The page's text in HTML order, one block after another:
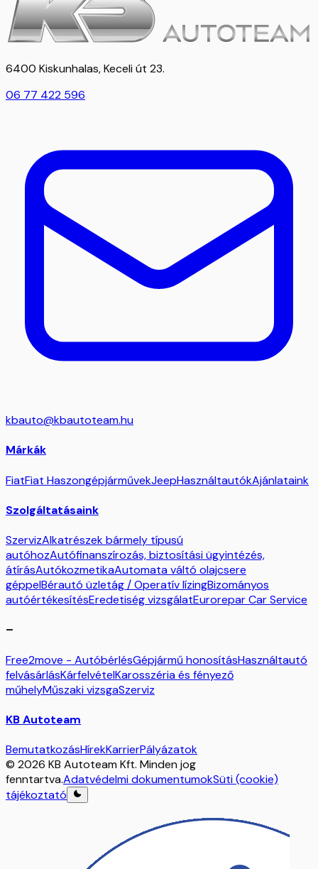
6400 Kiskunhalas, Keceli út 23.
06 77 422 596
kbauto@kbautoteam.hu
Márkák
FiatFiat HaszongépjárművekJeepHasználtautókAjánlataink
Szolgáltatásaink
SzervizAlkatrészek bármely típusú
autóhozAutófinanszírozás, biztosítási ügyintézés,
átírásAutókozmetikaAutomata váltó olajcsere
géppelBérautó üzletág / Operatív lízingBizományos
autóértékesítésEredetiség vizsgálatEurorepar Car Service
–
Free2move - AutóbérlésGépjármű honosításHasználtautó
felvásárlásKárfelvételKarosszéria és fényező
műhelyMűszaki vizsgaSzerviz
KB Autoteam
BemutatkozásHírekKarrierPályázatok
© 2026 KB Autoteam Kft. Minden jog
fenntartva.Adatvédelmi dokumentumokSüti (cookie)
tájékoztató